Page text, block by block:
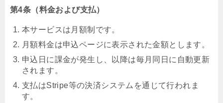
第4条（料金および支払）
本サービスは月額制です。
月額料金は申込ページに表示された金額とします。
申込日に課金が発生し、以降は毎月同日に自動更新
されます。
支払はStripe等の決済システムを通じて行われま
す。